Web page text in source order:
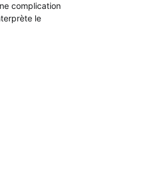
complication
le